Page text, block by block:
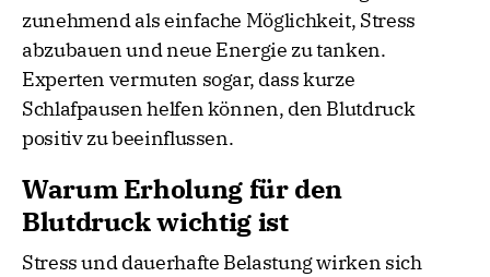
zunehmend als einfache Möglichkeit, Stress
abzubauen und neue Energie zu tanken.
Experten vermuten sogar, dass kurze
Schlafpausen helfen können, den Blutdruck
positiv zu beeinflussen.
Warum Erholung für den
Blutdruck wichtig ist
Stress und dauerhafte Belastung wirken sich